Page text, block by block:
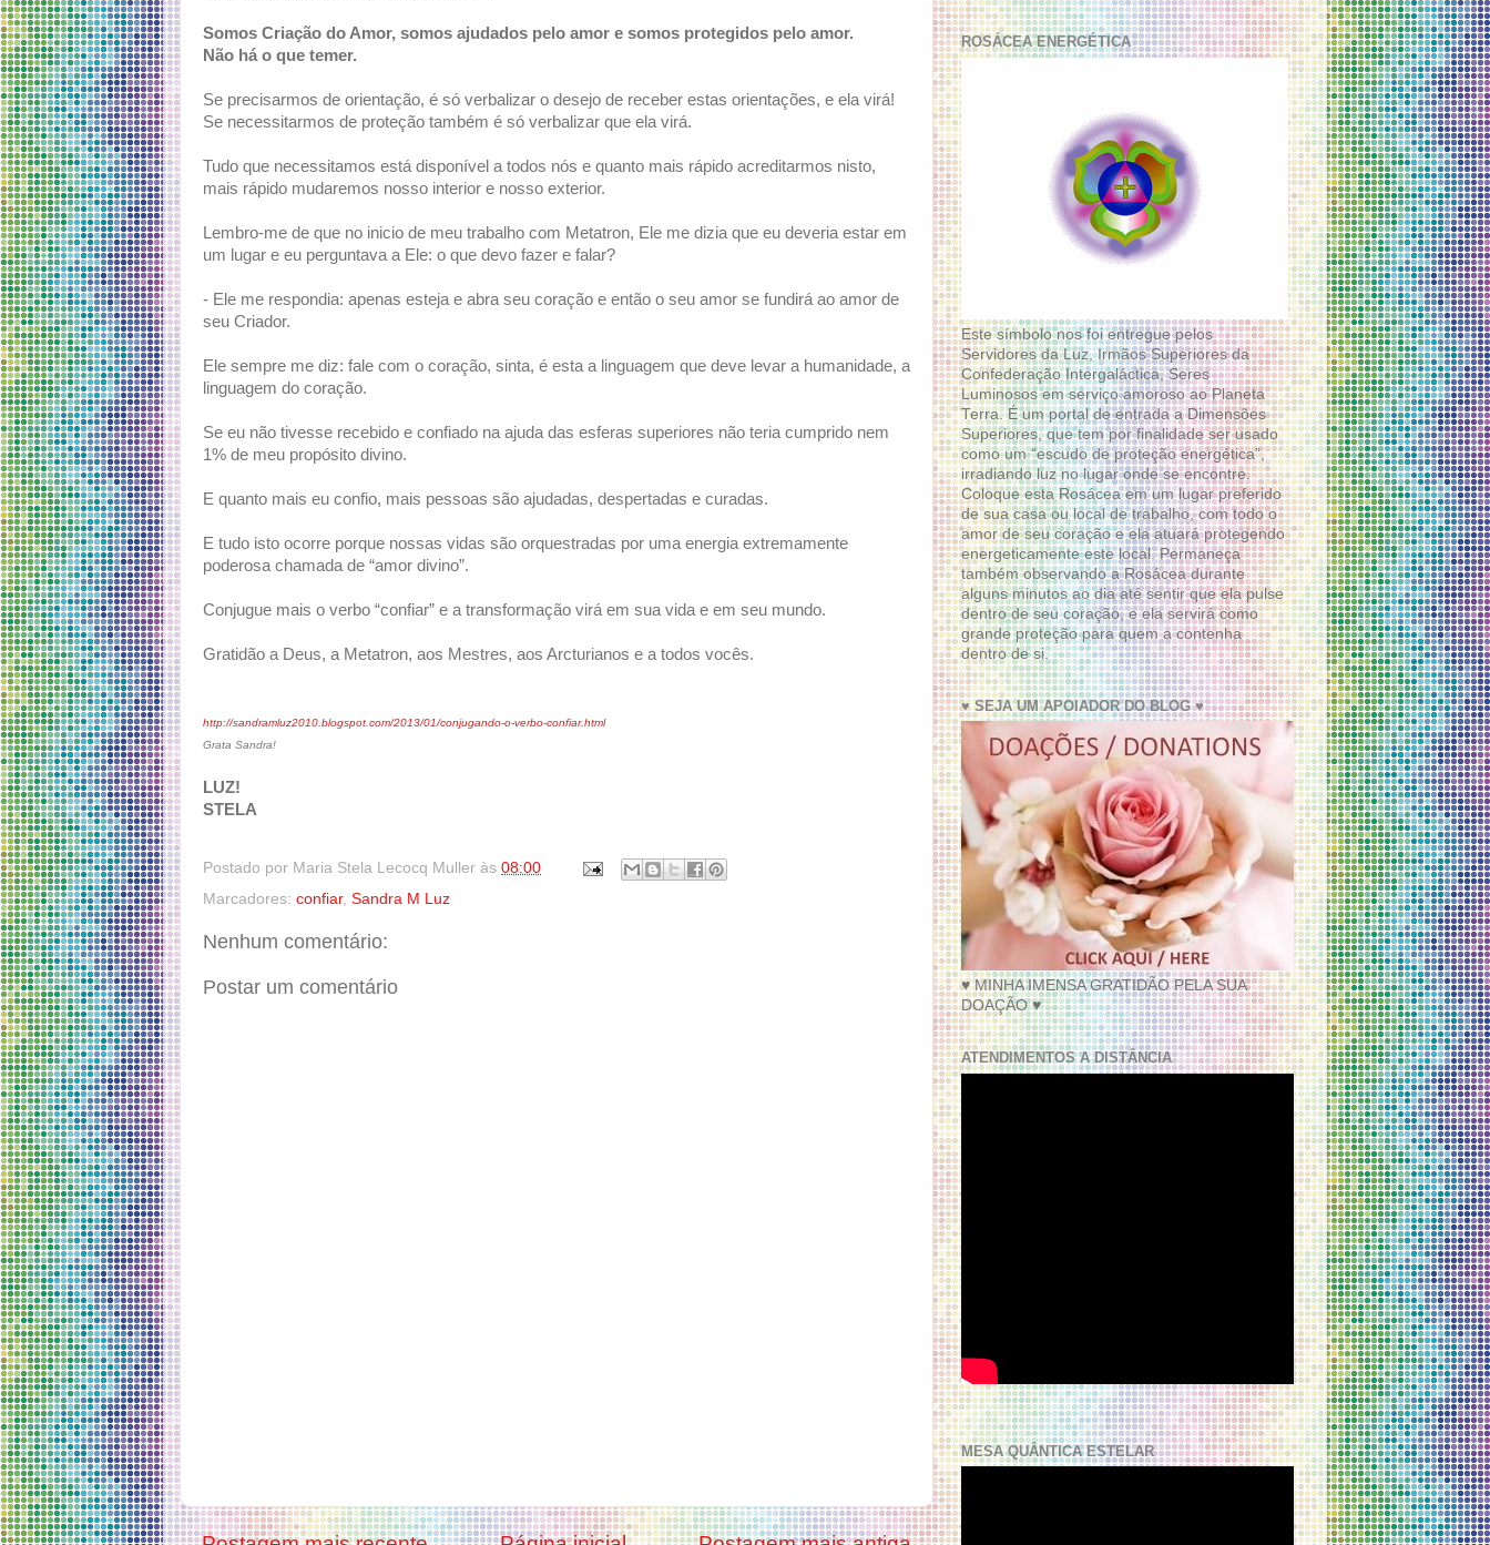
Somos Criação do Amor, somos ajudados pelo amor e somos protegidos pelo amor.
Não há o que temer.
Se precisarmos de orientação, é só verbalizar o desejo de receber estas orientações, e ela virá!
Se necessitarmos de proteção também é só verbalizar que ela virá.
Tudo que necessitamos está disponível a todos nós e quanto mais rápido acreditarmos nisto,
mais rápido mudaremos nosso interior e nosso exterior.
Lembro-me de que no inicio de meu trabalho com Metatron, Ele me dizia que eu deveria estar em
um lugar e eu perguntava a Ele: o que devo fazer e falar?
- Ele me respondia: apenas esteja e abra seu coração e então o seu amor se fundirá ao amor de
seu Criador.
Ele sempre me diz: fale com o coração, sinta, é esta a linguagem que deve levar a humanidade, a
linguagem do coração.
Se eu não tivesse recebido e confiado na ajuda das esferas superiores não teria cumprido nem
1% de meu propósito divino.
E quanto mais eu confio, mais pessoas são ajudadas, despertadas e curadas.
E tudo isto ocorre porque nossas vidas são orquestradas por uma energia extremamente
poderosa chamada de “amor divino”.
Conjugue mais o verbo “confiar” e a transformação virá em sua vida e em seu mundo.
Gratidão a Deus, a Metatron, aos Mestres, aos Arcturianos e a todos vocês.
http://sandramluz2010.blogspot.com/2013/01/conjugando-o-verbo-confiar.html
Grata Sandra!
LUZ!
STELA
Postado por Maria Stela Lecocq Muller às 08:00
Marcadores: confiar, Sandra M Luz
Nenhum comentário:
Postar um comentário
ROSÁCEA ENERGÉTICA
Este símbolo nos foi entregue pelos
Servidores da Luz, Irmãos Superiores da
Confederação Intergaláctica, Seres
Luminosos em serviço amoroso ao Planeta
Terra. É um portal de entrada a Dimensões
Superiores, que tem por finalidade ser usado
como um “escudo de proteção energética”,
irradiando luz no lugar onde se encontre.
Coloque esta Rosácea em um lugar preferido
de sua casa ou local de trabalho, com todo o
amor de seu coração e ela atuará protegendo
energeticamente este local. Permaneça
também observando a Rosácea durante
alguns minutos ao dia até sentir que ela pulse
dentro de seu coração, e ela servirá como
grande proteção para quem a contenha
dentro de si.
♥ SEJA UM APOIADOR DO BLOG ♥
♥ MINHA IMENSA GRATIDÃO PELA SUA
DOAÇÃO ♥
ATENDIMENTOS A DISTÂNCIA
MESA QUÂNTICA ESTELAR